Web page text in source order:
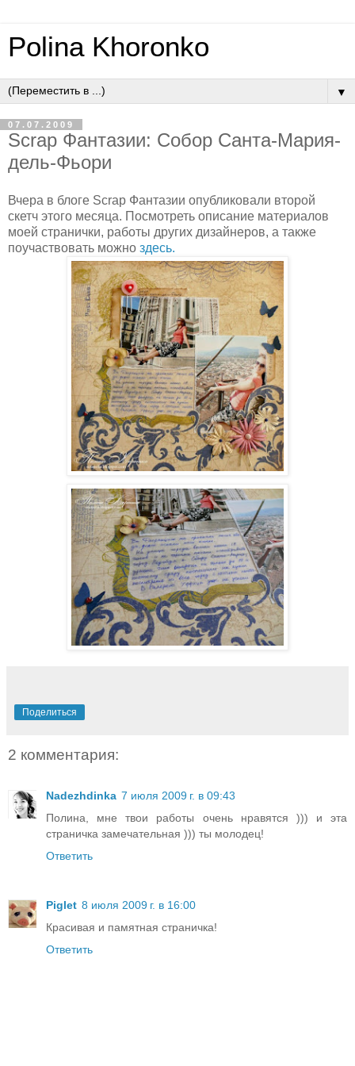
Polina Khoronko
▼
07.07.2009
Scrap Фантазии: Собор Санта-Мария-
дель-Фьори
Вчера в блоге Scrap Фантазии опубликовали второй
скетч этого месяца. Посмотреть описание материалов
моей странички, работы других дизайнеров, а также
поучаствовать можно здесь.
Поделиться
2 комментария:
Nadezhdinka 7 июля 2009 г. в 09:43
Полина, мне твои работы очень нравятся ))) и эта
страничка замечательная ))) ты молодец!
Ответить
Piglet 8 июля 2009 г. в 16:00
Красивая и памятная страничка!
Ответить